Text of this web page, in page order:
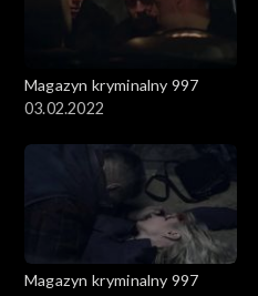
Magazyn kryminalny 997
03.02.2022
Magazyn kryminalny 997